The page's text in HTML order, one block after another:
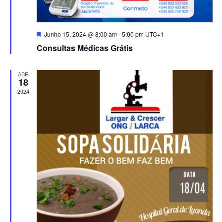
Destaque
Junho 15, 2024 @ 8:00 am-5:00 pm UTC+1
Consultas Médicas Grátis
ABR
18
2024